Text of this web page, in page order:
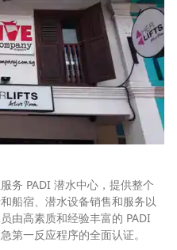
务 PADI 潜水中心，提供整个
船宿、潜水设备销售和服务以
由高素质和经验丰富的 PADI
第一反应程序的全面认证。